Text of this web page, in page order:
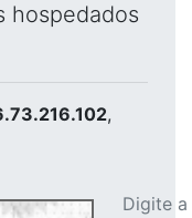
hospedados
,
Digite